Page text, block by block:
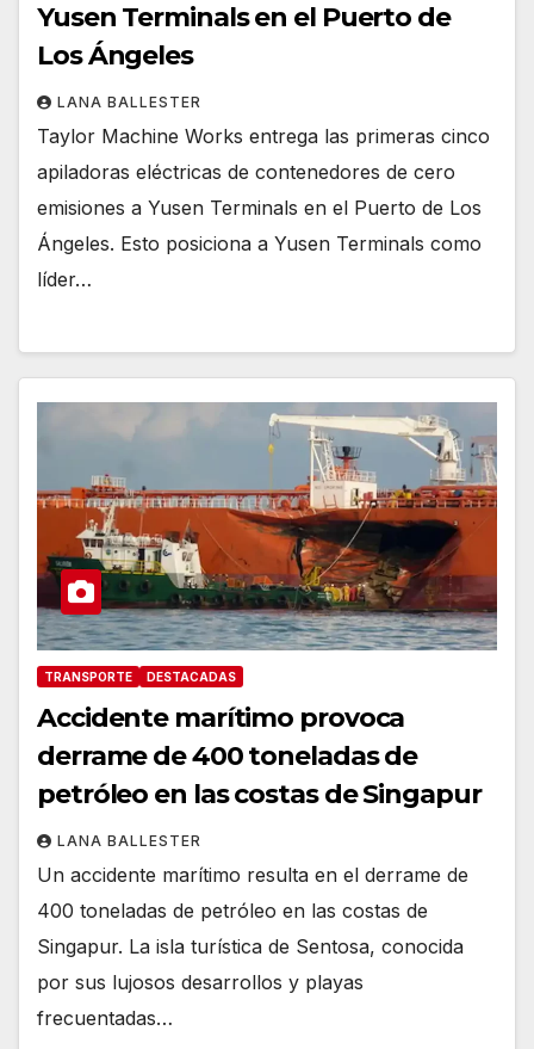
Yusen Terminals en el Puerto de
Los Ángeles
LANA BALLESTER
Taylor Machine Works entrega las primeras cinco
apiladoras eléctricas de contenedores de cero
emisiones a Yusen Terminals en el Puerto de Los
Ángeles. Esto posiciona a Yusen Terminals como
líder…
TRANSPORTE DESTACADAS
Accidente marítimo provoca
derrame de 400 toneladas de
petróleo en las costas de Singapur
LANA BALLESTER
Un accidente marítimo resulta en el derrame de
400 toneladas de petróleo en las costas de
Singapur. La isla turística de Sentosa, conocida
por sus lujosos desarrollos y playas
frecuentadas…